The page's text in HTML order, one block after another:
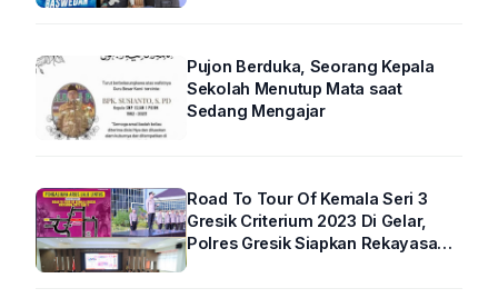
Pujon Berduka, Seorang Kepala
Sekolah Menutup Mata saat
Sedang Mengajar
Road To Tour Of Kemala Seri 3
Gresik Criterium 2023 Di Gelar,
Polres Gresik Siapkan Rekayasa